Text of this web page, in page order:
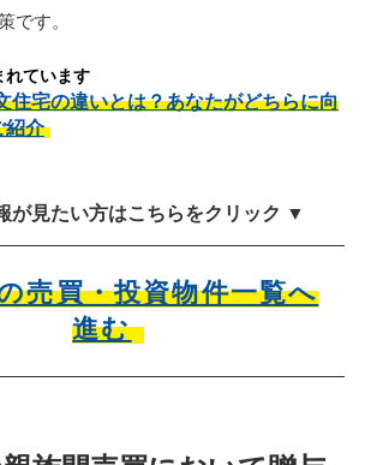
です。
ています
住宅の違いとは？あなたがどちらに向
紹介
が見たい方はこちらをクリック ▼
売買・投資物件一覧へ
進む